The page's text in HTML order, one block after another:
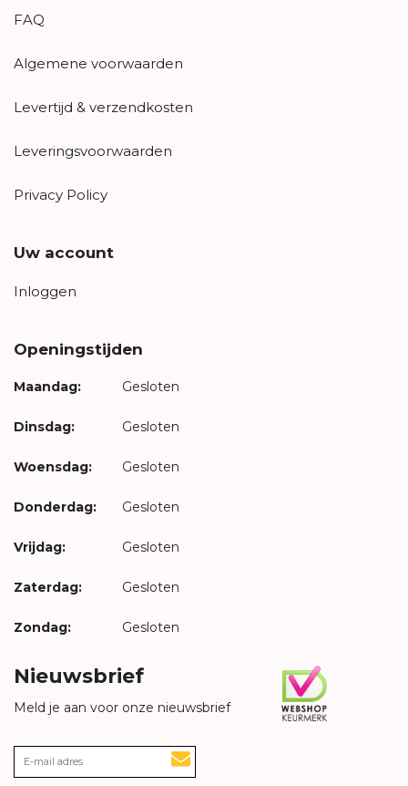
FAQ
Algemene voorwaarden
Levertijd & verzendkosten
Leveringsvoorwaarden
Privacy Policy
Uw account
Inloggen
Openingstijden
Maandag: Gesloten
Dinsdag: Gesloten
Woensdag: Gesloten
Donderdag: Gesloten
Vrijdag: Gesloten
Zaterdag: Gesloten
Zondag: Gesloten
Nieuwsbrief
Meld je aan voor onze nieuwsbrief